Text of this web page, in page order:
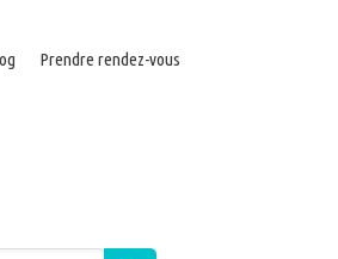
Prendre rendez-vous